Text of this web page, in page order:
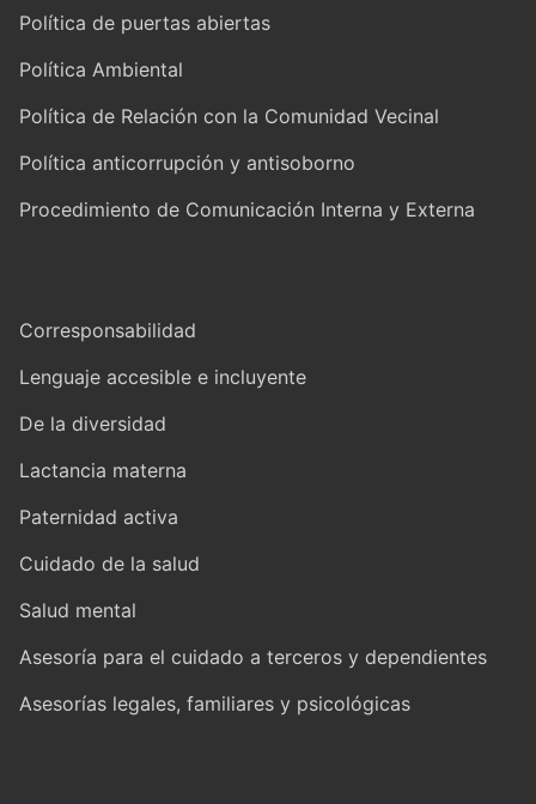
Política de puertas abiertas
Política Ambiental
Política de Relación con la Comunidad Vecinal
Política anticorrupción y antisoborno
Procedimiento de Comunicación Interna y Externa
Corresponsabilidad
Lenguaje accesible e incluyente
De la diversidad
Lactancia materna
Paternidad activa
Cuidado de la salud
Salud mental
Asesoría para el cuidado a terceros y dependientes
Asesorías legales, familiares y psicológicas